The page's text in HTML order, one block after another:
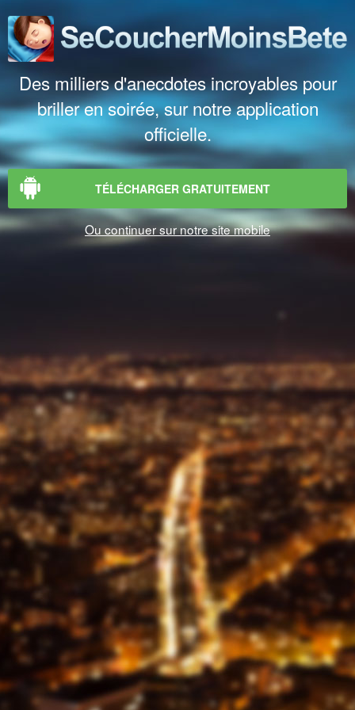
Des milliers d'anecdotes incroyables pour
briller en soirée, sur notre application
officielle.
TÉLÉCHARGER GRATUITEMENT
Ou continuer sur notre site mobile